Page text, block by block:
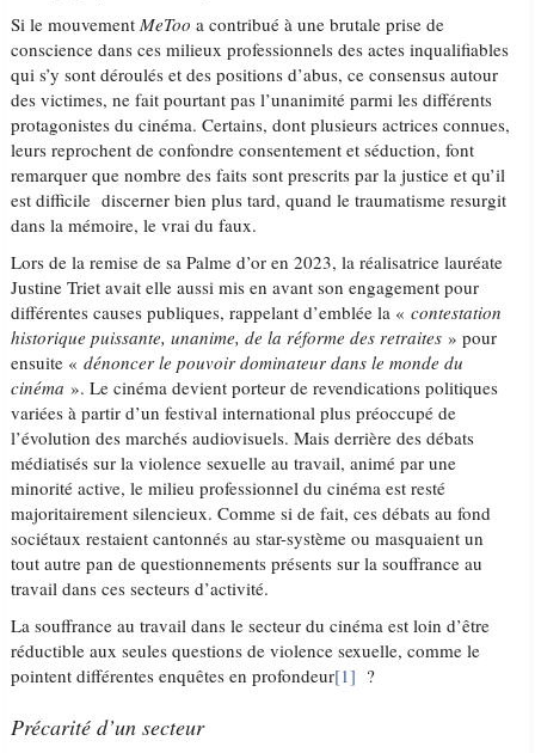
Si le mouvementMeToo a contribué à une brutale prise de
conscience dans ces milieux professionnels des actes inqualifiables
qui s’y sont déroulés et des positions d’abus, ce consensus autour
des victimes, ne fait pourtant pas l’unanimité parmi les différents
protagonistes du cinéma. Certains, dont plusieurs actrices connues,
leurs reprochent de confondre consentement et séduction, font
remarquer que nombre des faits sont prescrits par la justice et qu’il
est difficile discerner bien plus tard, quand le traumatisme resurgit
dans la mémoire, le vrai du faux.
Lors de la remise de sa Palme d’or en 2023, la réalisatrice lauréate
Justine Triet avait elle aussi mis en avant son engagement pour
différentes causes publiques, rappelant d’emblée la «contestation
historique puissante, unanime, de la réforme des retraites » pour
ensuite «dénoncer le pouvoir dominateur dans le monde du
cinéma ». Le cinéma devient porteur de revendications politiques
variées à partir d’un festival international plus préoccupé de
l’évolution des marchés audiovisuels. Mais derrière des débats
médiatisés sur la violence sexuelle au travail, animé par une
minorité active, le milieu professionnel du cinéma est resté
majoritairement silencieux. Comme si de fait, ces débats au fond
sociétaux restaient cantonnés au star-système ou masquaient un
tout autre pan de questionnements présents sur la souffrance au
travail dans ces secteurs d’activité.
La souffrance au travail dans le secteur du cinéma est loin d’être
réductible aux seules questions de violence sexuelle, comme le
pointent différentes enquêtes en profondeur[1] ?
Précarité d’un secteur